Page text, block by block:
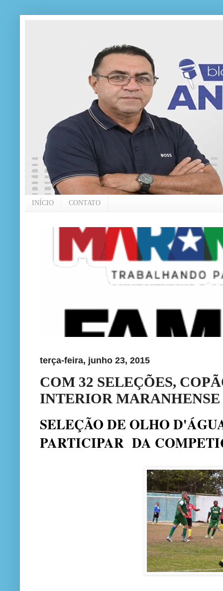
INÍCIO CONTATO
terça-feira, junho 23, 2015
COM 32 SELEÇÕES,
INTERIOR MARANHENSE
SELEÇÃO DE OLHO
PARTICIPAR DA